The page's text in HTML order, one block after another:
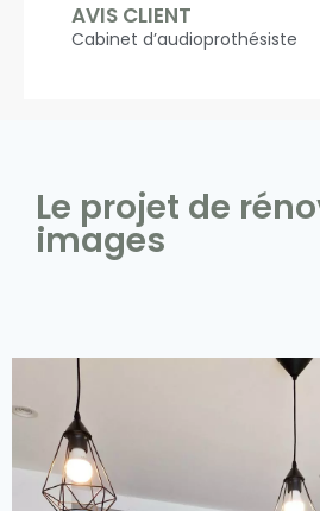
AVIS CLIENT
Cabinet d’audioprothésiste
Le projet de
images